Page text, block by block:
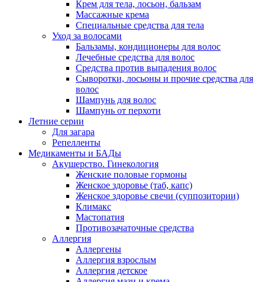
Крем для тела, лосьон, бальзам
Массажные крема
Специальные средства для тела
Уход за волосами
Бальзамы, кондиционеры для волос
Лечебные средства для волос
Средства против выпадения волос
Сыворотки, лосьоны и прочие средства для
волос
Шампунь для волос
Шампунь от перхоти
Летние серии
Для загара
Репелленты
Медикаменты и БАДы
Акушерство. Гинекология
Женские половые гормоны
Женское здоровье (таб, капс)
Женское здоровье свечи (суппозитории)
Климакс
Мастопатия
Противозачаточные средства
Аллергия
Аллергены
Аллергия взрослым
Аллергия детское